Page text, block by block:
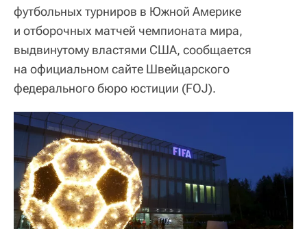
футбольных турниров в Южной Америке
и отборочных матчей чемпионата мира,
выдвинутому властями США, сообщается
на официальном сайте Швейцарского
федерального бюро юстиции (FOJ).